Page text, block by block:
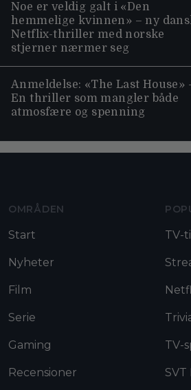
Noe er veldig galt i «Den
hemmelige kvinnen» – ny
Netflix-thriller med norske
stjerner nærmer seg
Anmeldelse: «The Last House»
En thriller som mangler både
atmosfære og spenning
OMRÅDEN
Start
Nyheter
Film
Serie
Gaming
Recensioner
TV-
TV-
SVT